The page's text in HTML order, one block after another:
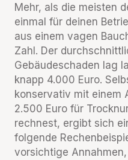
Mehr, als die meisten
einmal für deinen
aus einem vagen
Zahl. Der
Gebäudeschaden lag
knapp 4.000 Euro.
konservativ mit einem
2.500 Euro für
rechnest, ergibt sich
folgende
vorsichtige